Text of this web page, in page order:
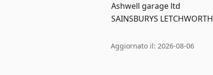
Ashwell garage ltd
SAINSBURYS LETCHWORTH
Aggiornato il: 2026-08-06